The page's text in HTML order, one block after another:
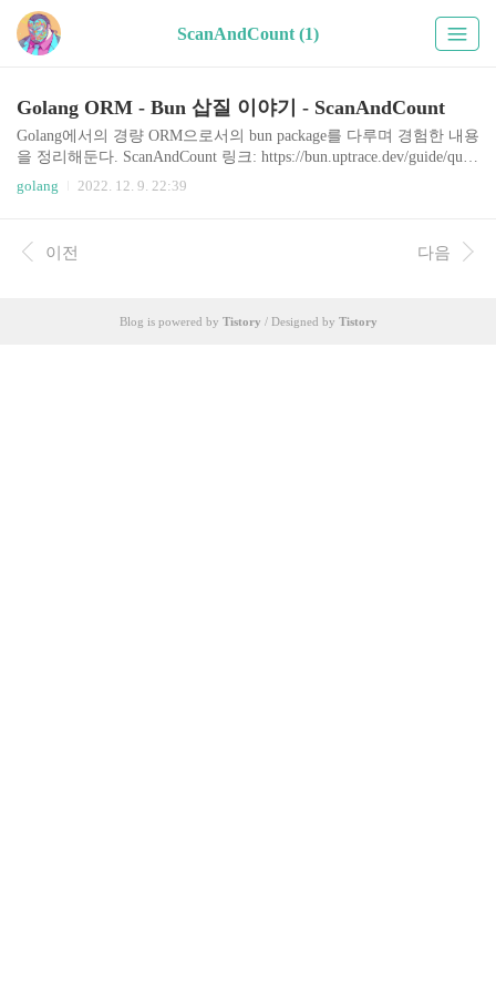
ScanAndCount (1)
Golang ORM - Bun 삽질 이야기 - ScanAndCount
Golang에서의 경량 ORM으로서의 bun package를 다루며 경험한 내용
을 정리해둔다. ScanAndCount 링크: https://bun.uptrace.dev/guide/quer
y-select.html#count-rows 데이터베이스를 다루며 query 로 리스트를
가져올 때에는 Offset, Limit 를 이용해 그 일부만을 가져와야 할 때
한다. bun 은 ScanAndCount() 기능을 제공한다. 이 매서드가 이쁜 것
은 이 지점이다. Offset, Limit가 적용되면서도 Count는 그것이 적용
golang 2022. 12. 9. 22:39
이전 다음
Blog is powered by Tistory / Designed by Tistory